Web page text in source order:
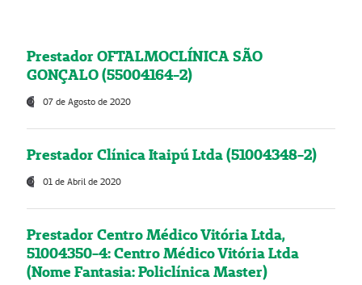
Prestador OFTALMOCLÍNICA SÃO
GONÇALO (55004164-2)
07 de Agosto de 2020
Prestador Clínica Itaipú Ltda (51004348-2)
01 de Abril de 2020
Prestador Centro Médico Vitória Ltda,
51004350-4: Centro Médico Vitória Ltda
(Nome Fantasia: Policlínica Master)